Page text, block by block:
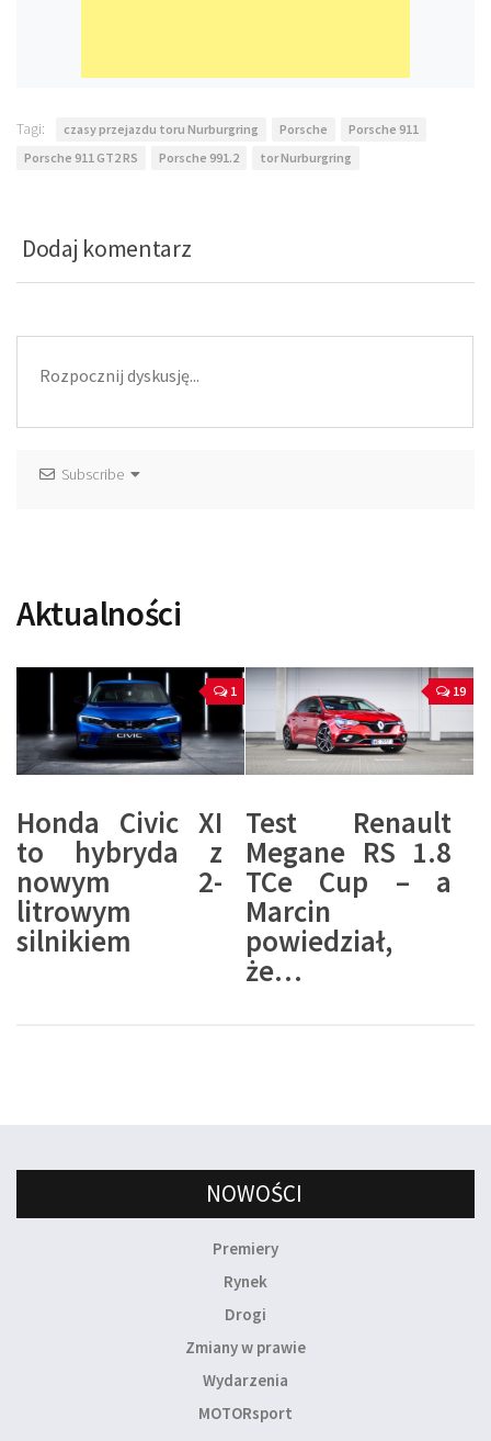
Tagi: czasy przejazdu toru Nurburgring Porsche
Porsche 911
Porsche 911 GT2 RS
Porsche 991.2 tor Nurburgring
Dodaj komentarz
Subscribe
Aktualności
1
Honda Civic XI
to hybryda z
nowym 2-
litrowym
silnikiem
19
Test Renault
Megane RS 1.8
TCe Cup – a
Marcin
powiedział,
że…
NOWOŚCI
Premiery
Rynek
Drogi
Zmiany w prawie
Wydarzenia
MOTORsport